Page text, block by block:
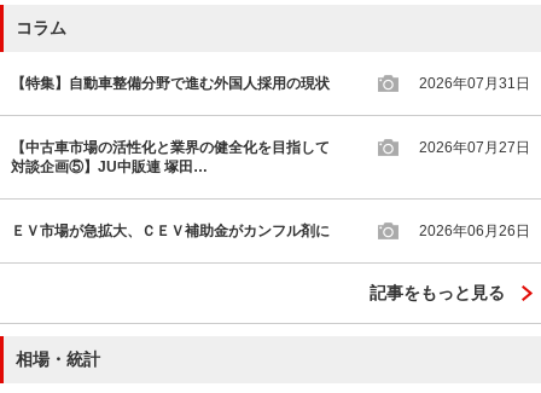
コラム
【特集】自動車整備分野で進む外国人採用の現状 2026年07月31日
【中古車市場の活性化と業界の健全化を目指して
対談企画⑤】JU中販連 塚田…
2026年07月27日
ＥＶ市場が急拡大、ＣＥＶ補助金がカンフル剤に 2026年06月26日
記事をもっと見る
相場・統計